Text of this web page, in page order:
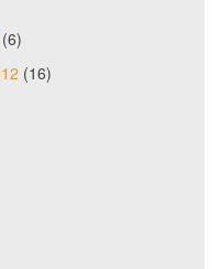
(6)
(16)